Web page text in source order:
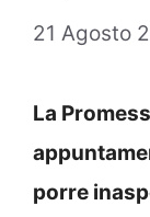
21 Agosto
La
porre